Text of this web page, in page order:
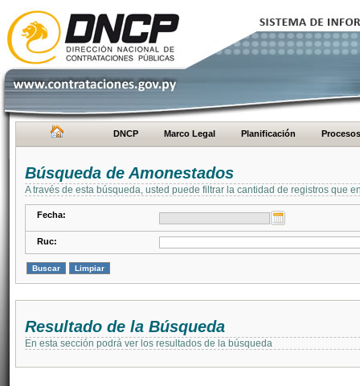
DNCP Marco Legal Planificación Procesos
Búsqueda de Amonestados
A través de esta búsqueda, usted puede filtrar la cantidad de registros que
Fecha:
Ruc:
Resultado de la Búsqueda
En esta sección podrá ver los resultados de la búsqueda